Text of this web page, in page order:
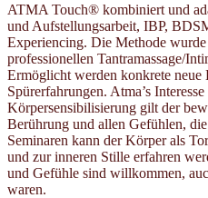
ATMA Touch® kombiniert und
und Aufstellungsarbeit, IBP,
Experiencing. Die Methode wurde
professionellen Tantramassage/
Ermöglicht werden konkrete neue
Spürerfahrungen. Atma’s
Körpersensibilisierung gilt der
Berührung und allen Gefühlen,
Seminaren kann der Körper als
und zur inneren Stille erfahren
und Gefühle sind willkommen,
waren.